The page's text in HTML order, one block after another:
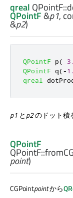
qreal QPointF::
QPointF&p1,
&p2)
QPointF p(
QPointF q(-
qreal
p1 とp2のドット積
QPointF
QPointF::
point)
CGPointpointから